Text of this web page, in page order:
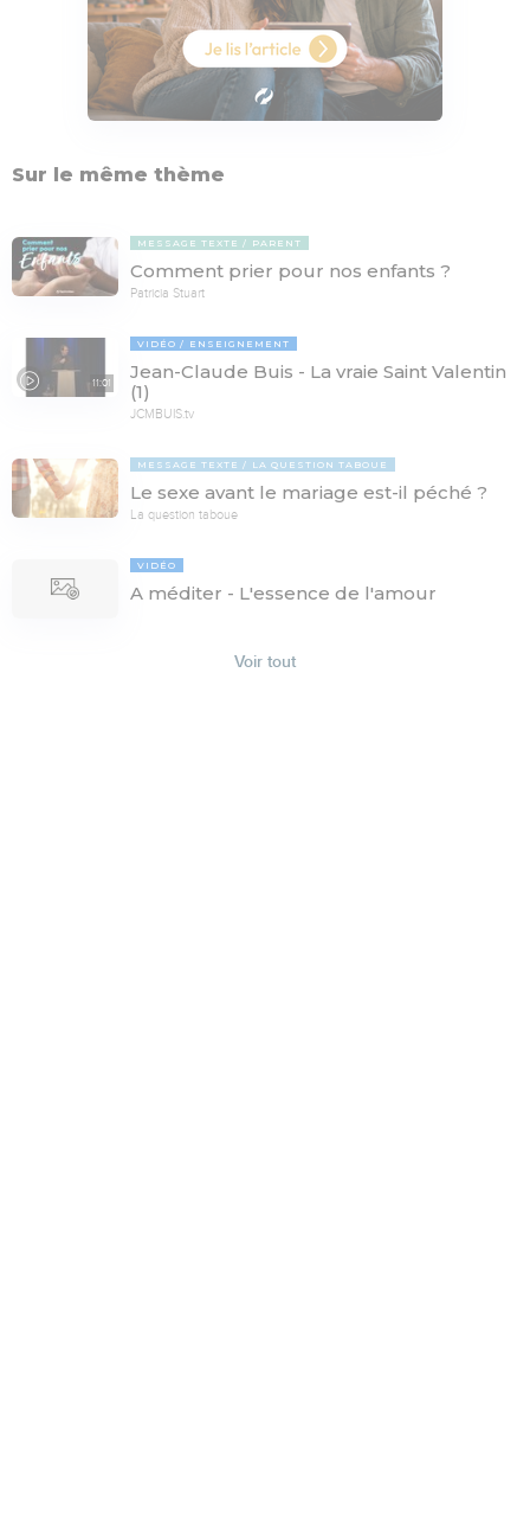
Sur le même thème
MESSAGE TEXTE PARENT
Comment prier pour nos enfants ?
Patricia Stuart
11:01
VIDÉO ENSEIGNEMENT
Jean-Claude Buis - La vraie Saint Valentin
(1)
JCMBUIS.tv
MESSAGE TEXTE LA QUESTION TABOUE
Le sexe avant le mariage est-il péché ?
La question taboue
VIDÉO
A méditer - L'essence de l'amour
Voir tout